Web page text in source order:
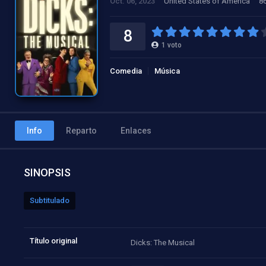
8 1 voto
Comedia Música
Info Reparto Enlaces
SINOPSIS
Subtitulado
Título original Dicks: The Musical